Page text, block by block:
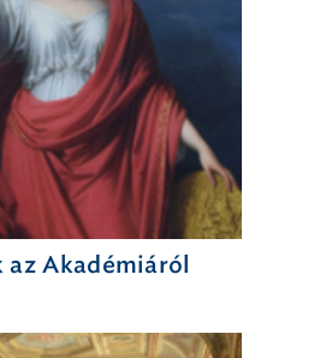
az Akadémiáról